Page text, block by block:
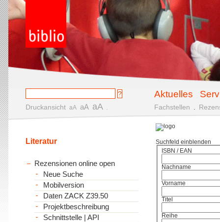
Aktuelles
Druckansicht aA aA aA Fachstellen
Suchfeld einblenden
ISBN / EAN
Nachname
Vorname
Titel
Reihe
Literatur
Rezensionen online open
Neue Suche
Mobilversion
Daten ZACK Z39.50
Projektbeschreibung
Schnittstelle | API